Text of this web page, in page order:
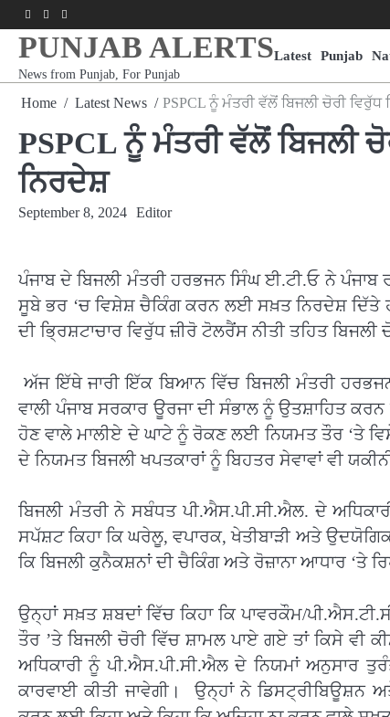
to
content
Facebook
YoutubeInstagram
PUNJAB ALERTS
News from Punjab, For Punjab
Latest Punjab
Home Latest News PSPCL ਨੂੰ ਮੰਤਰੀ ਵੱਲੋਂ ਬਿਜਲੀ ਚੋਰੀ
PSPCL ਨੂੰ ਮੰਤਰੀ ਵੱਲੋਂ ਬਿਜਲੀ
ਨਿਰਦੇਸ਼
September 8, 2024 Editor
ਪੰਜਾਬ ਦੇ ਬਿਜਲੀ ਮੰਤਰੀ ਹਰਭਜਨ ਸਿੰਘ ਈ.ਟੀ.ਓ ਨੇ ਪੰਜਾਬ
ਸੂਬੇ ਭਰ ‘ਚ ਵਿਸ਼ੇਸ਼ ਚੈਕਿੰਗ ਕਰਨ ਲਈ ਸਖ਼ਤ ਨਿਰਦੇਸ਼ ਦਿੱਤੇ
ਦੀ ਭ੍ਰਿਸ਼ਟਾਚਾਰ ਵਿਰੁੱਧ ਜ਼ੀਰੋ ਟੋਲਰੈਂਸ ਨੀਤੀ ਤਹਿਤ
ਅੱਜ ਇੱਥੇ ਜਾਰੀ ਇੱਕ ਬਿਆਨ ਵਿੱਚ ਬਿਜਲੀ ਮੰਤਰੀ
ਵਾਲੀ ਪੰਜਾਬ ਸਰਕਾਰ ਊਰਜਾ ਦੀ ਸੰਭਾਲ ਨੂੰ ਉਤਸ਼ਾਹਿਤ
ਹੋਣ ਵਾਲੇ ਮਾਲੀਏ ਦੇ ਘਾਟੇ ਨੂੰ ਰੋਕਣ ਲਈ ਨਿਯਮਤ ਤੌਰ ‘ਤੇ
ਦੇ ਨਿਯਮਤ ਬਿਜਲੀ ਖਪਤਕਾਰਾਂ ਨੂੰ ਬਿਹਤਰ ਸੇਵਾਵਾਂ ਵੀ
ਬਿਜਲੀ ਮੰਤਰੀ ਨੇ ਸਬੰਧਤ ਪੀ.ਐਸ.ਪੀ.ਸੀ.ਐਲ. ਦੇ
ਸਪੱਸ਼ਟ ਕਿਹਾ ਕਿ ਘਰੇਲੂ, ਵਪਾਰਕ, ਖੇਤੀਬਾੜੀ ਅਤੇ
ਕਿ ਬਿਜਲੀ ਕੁਨੈਕਸ਼ਨਾਂ ਦੀ ਚੈਕਿੰਗ ਅਤੇ ਰੋਜ਼ਾਨਾ ਆਧਾਰ ‘ਤੇ
ਉਨ੍ਹਾਂ ਸਖ਼ਤ ਸ਼ਬਦਾਂ ਵਿੱਚ ਕਿਹਾ ਕਿ ਪਾਵਰਕੌਮ/
ਤੌਰ ’ਤੇ ਬਿਜਲੀ ਚੋਰੀ ਵਿੱਚ ਸ਼ਾਮਲ ਪਾਏ ਗਏ ਤਾਂ ਕਿਸੇ ਵੀ
ਅਧਿਕਾਰੀ ਨੂੰ ਪੀ.ਐਸ.ਪੀ.ਸੀ.ਐਲ ਦੇ ਨਿਯਮਾਂ ਅਨੁਸਾਰ
ਕਾਰਵਾਈ ਕੀਤੀ ਜਾਵੇਗੀ। ਉਨ੍ਹਾਂ ਨੇ ਡਿਸਟ੍ਰੀਬਿਊਸ਼ਨ